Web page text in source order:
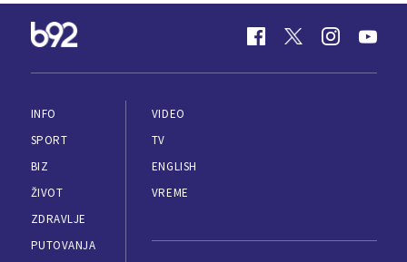
INFO
SPORT
BIZ
ŽIVOT
ZDRAVLJE
PUTOVANJA
VIDEO
TV
ENGLISH
VREME